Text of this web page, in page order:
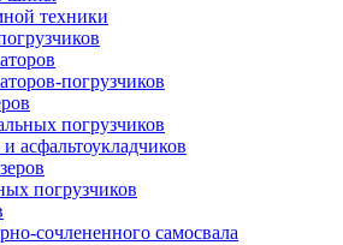
техники
погрузчиков
погрузчиков
асфальтоукладчиков
погрузчиков
сочлененного самосвала